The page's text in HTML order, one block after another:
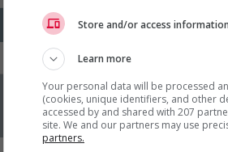
Gaspé , QC
Services sociaux,
sociales et
Store and/or access
Learn more
Your personal data will be processed
(cookies, unique identifiers, and other
accessed by and shared with 207
site. We and our partners may use
partners.